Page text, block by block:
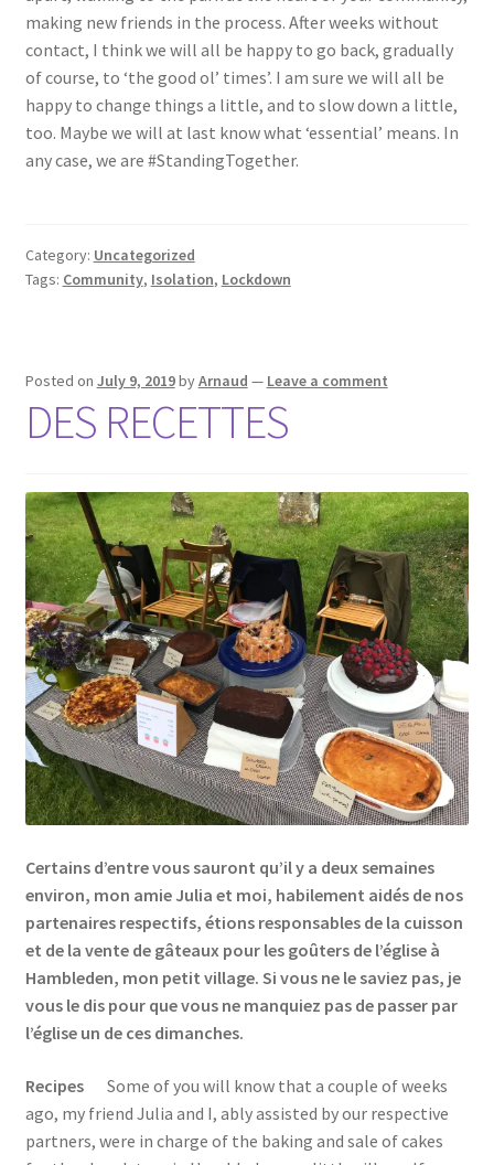
making new friends in the process. After weeks without
contact, I think we will all be happy to go back, gradually
of course, to ‘the good ol’ times’. I am sure we will all be
happy to change things a little, and to slow down a little,
too. Maybe we will at last know what ‘essential’ means. In
any case, we are #StandingTogether.
Category: Uncategorized
Tags: Community, Isolation, Lockdown
Posted on July 9, 2019byArnaud — Leave a comment
DES RECETTES
Certains d’entre vous sauront qu’il y a deux semaines
environ, mon amie Julia et moi, habilement aidés de nos
partenaires respectifs, étions responsables de la cuisson
et de la vente de gâteaux pour les goûters de l’église à
Hambleden, mon petit village. Si vous ne le saviez pas, je
vous le dis pour que vous ne manquiez pas de passer par
l’église un de ces dimanches.
Recipes Some of you will know that a couple of weeks
ago, my friend Julia and I, ably assisted by our respective
partners, were in charge of the baking and sale of cakes